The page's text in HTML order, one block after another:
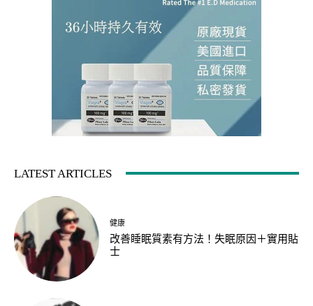
LATEST ARTICLES
健康
改善睡眠質素有方法！失眠原因＋實用貼
士